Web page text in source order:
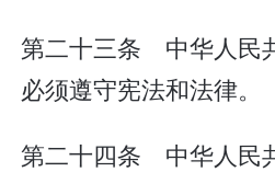
第二十三条 中华人民
必须遵守宪法和法律。
第二十四条 中华人民